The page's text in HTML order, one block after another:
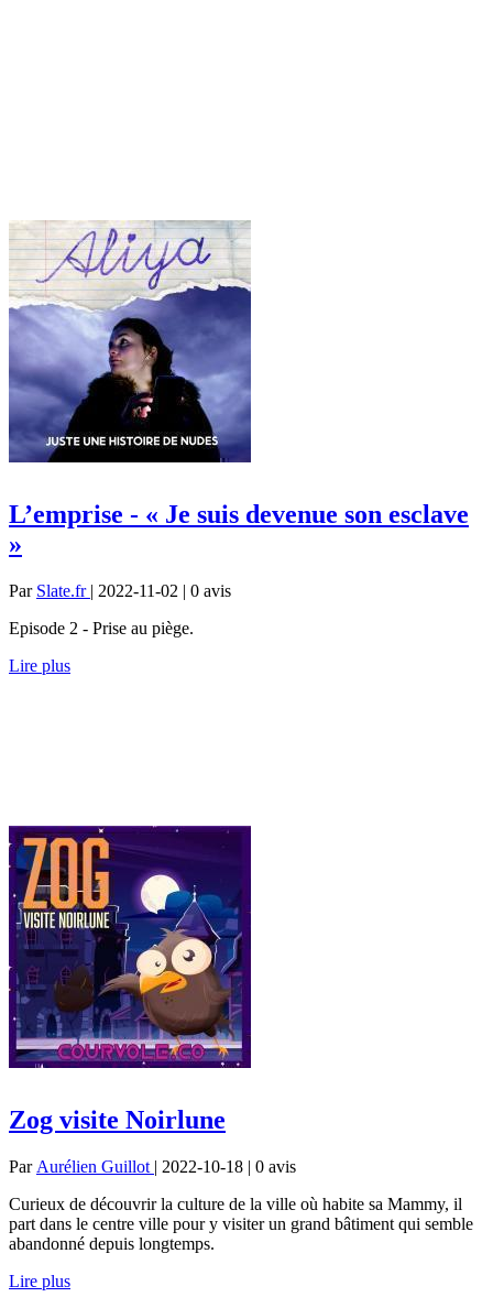
L’emprise - « Je suis devenue son esclave
»
Par Slate.fr | 2022-11-02 | 0 avis
Episode 2 - Prise au piège.
Lire plus
Zog visite Noirlune
Par Aurélien Guillot | 2022-10-18 | 0 avis
Curieux de découvrir la culture de la ville où habite sa Mammy, il
part dans le centre ville pour y visiter un grand bâtiment qui semble
abandonné depuis longtemps.
Lire plus